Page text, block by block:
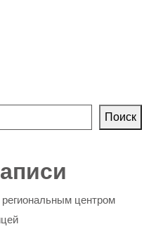
Поиск
центром